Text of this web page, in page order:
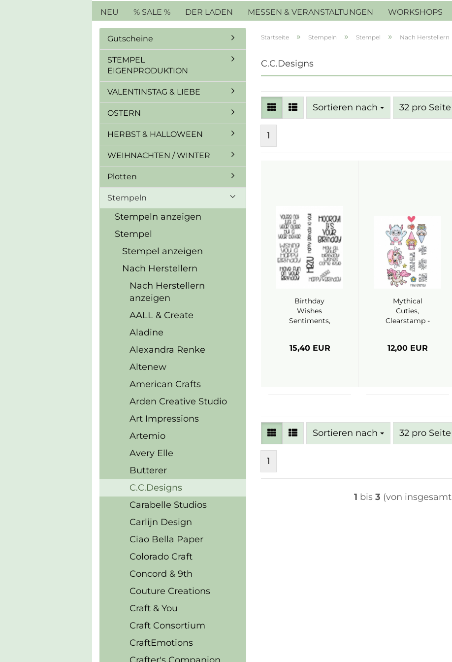
NEU % SALE % DER LADEN MESSEN & VERANSTALTUNGEN WORKSHOPS
Startseite » Stempeln » Stempel » Nach Herstellern
C.C.Designs
Sortieren nach
Sortieren nach 32 pro Seite
pro Seite
1
Birthday
Wishes
Sentiments,
15,40 EUR
Mythical
Cuties,
Clearstamp -
12,00 EUR
Sortieren nach
Sortieren nach 32 pro Seite
pro Seite
1
1 bis 3 (von insgesamt
Gutscheine
STEMPEL
EIGENPRODUKTION
VALENTINSTAG & LIEBE
OSTERN
HERBST & HALLOWEEN
WEIHNACHTEN / WINTER
Plotten
Stempeln
Stempeln anzeigen
Stempel
Stempel anzeigen
Nach Herstellern
Nach Herstellern
anzeigen
AALL & Create
Aladine
Alexandra Renke
Altenew
American Crafts
Arden Creative Studio
Art Impressions
Artemio
Avery Elle
Butterer
C.C.Designs
Carabelle Studios
Carlijn Design
Ciao Bella Paper
Colorado Craft
Concord & 9th
Couture Creations
Craft & You
Craft Consortium
CraftEmotions